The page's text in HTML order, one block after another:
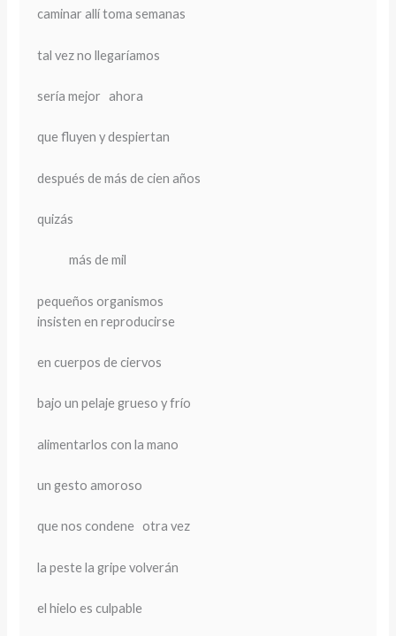
caminar allí toma semanas
tal vez no llegaríamos
sería mejor ahora
que fluyen y despiertan
después de más de cien años
quizás
más de mil
pequeños organismos
insisten en reproducirse
en cuerpos de ciervos
bajo un pelaje grueso y frío
alimentarlos con la mano
un gesto amoroso
que nos condene otra vez
la peste la gripe volverán
el hielo es culpable